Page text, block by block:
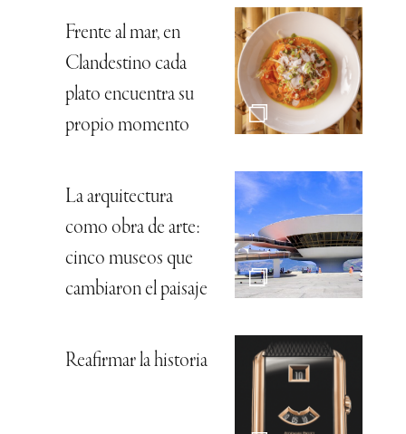
Frente al mar, en
Clandestino cada
plato encuentra su
propio momento
La arquitectura
como obra de arte:
cinco museos que
cambiaron el paisaje
Reafirmar la historia